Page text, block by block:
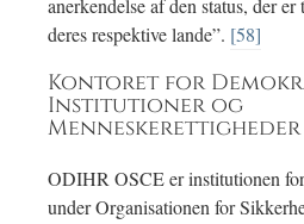
anerkendelse af den status, der
deres respektive lande”. [58]
Kontoret for
Institutioner og
Menneskerettigheder
ODIHR OSCE er institutionen
under Organisationen for